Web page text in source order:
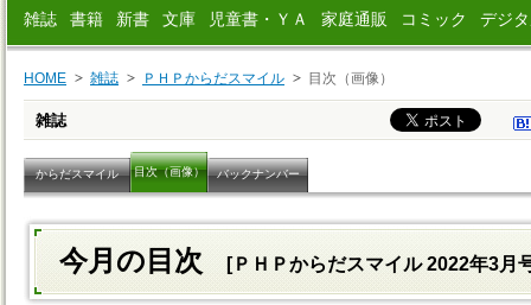
雑誌 書籍 新書 文庫 児童書・ＹＡ 家庭通販 コミック デジ
HOME 雑誌 ＰＨＰからだスマイル 目次（画像）
雑誌
からだスマイル 目次（画像） バックナンバー
今月の目次 [ＰＨＰからだスマイル 2022年3月